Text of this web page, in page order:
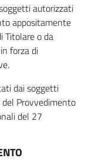
autorizzati
appositamente
Titolare o da
forza di
dai soggetti
Provvedimento
del 27